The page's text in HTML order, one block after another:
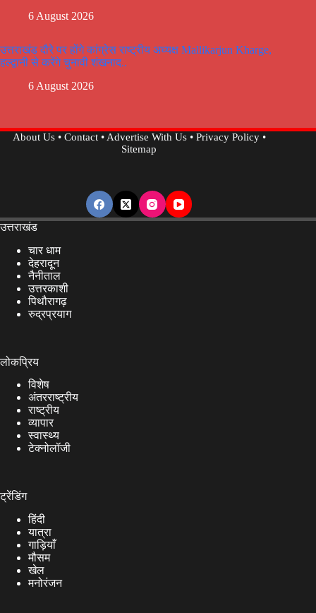
6 August 2026
उत्तराखंड दौरे पर होंगे कांग्रेस राष्ट्रीय अध्यक्ष Mallikarjun Kharge,
हल्द्वानी से करेंगे चुनावी शंखनाद..
6 August 2026
About Us• Contact•Advertise With Us• Privacy Policy•
Sitemap
उत्तराखंड
चार धाम
देहरादून
नैनीताल
उत्तरकाशी
पिथौरागढ़
रुद्रप्रयाग
लोकप्रिय
विशेष
अंतरराष्ट्रीय
राष्ट्रीय
व्यापार
स्वास्थ्य
टेक्नोलॉजी
ट्रेंडिंग
हिंदी
यात्रा
गाड़ियाँ
मौसम
खेल
मनोरंजन